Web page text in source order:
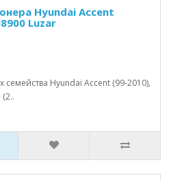
Hyundai Accent
Luzar
Hyundai Accent (99-2010),